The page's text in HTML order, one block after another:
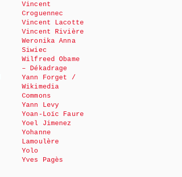
Vincent
Croguennec
Vincent Lacotte
Vincent Rivière
Weronika Anna
Siwiec
Wilfreed Obame
– Dékadrage
Yann Forget /
Wikimedia
Commons
Yann Levy
Yoan-Loïc Faure
Yoel Jimenez
Yohanne
Lamoulère
Yolo
Yves Pagès